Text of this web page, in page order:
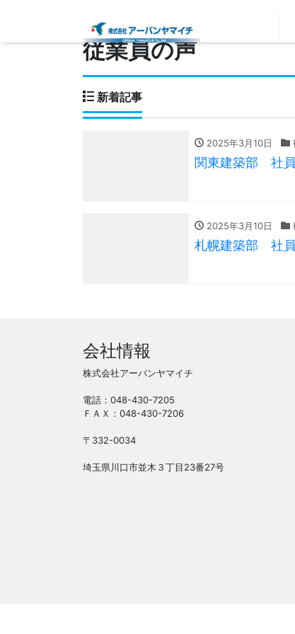
従業員の声
新着記事
2025年3月10日
関東建築部 社
2025年3月10日
札幌建築部 社
会社情報
株式会社アーバンヤマイチ
電話：048-430-7205
ＦＡＸ：048-430-7206
〒332-0034
埼玉県川口市並木３丁目23番27号